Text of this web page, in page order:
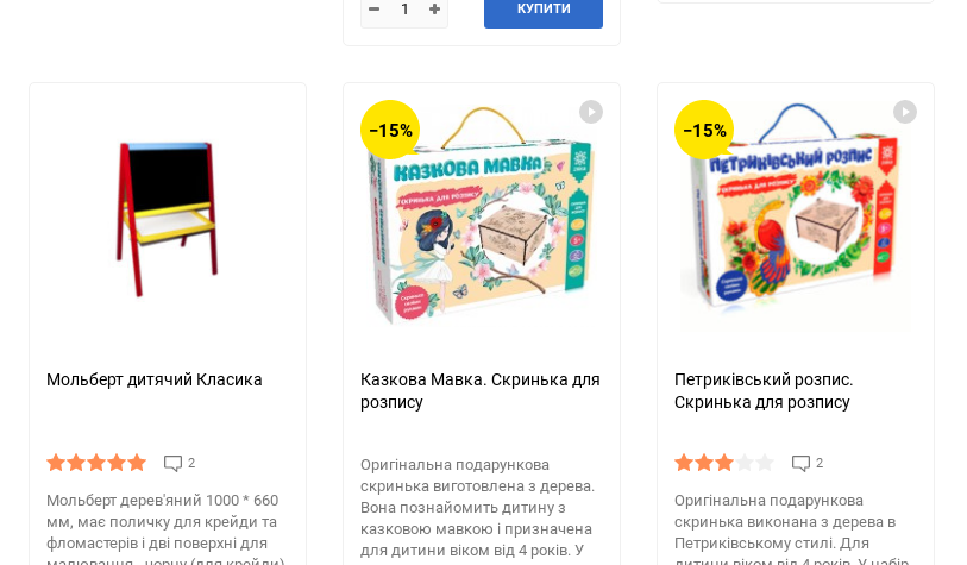
КУПИТИ
Мольберт дитячий Класика
2
Мольберт дерев'яний 1000 * 660
мм, має поличку для крейди та
фломастерів і дві поверхні для
−15%
Казкова Мавка. Скринька для
розпису
Оригінальна подарункова
скринька виготовлена з дерева.
Вона познайомить дитину з
казковою мавкою і призначена
для дитини віком від 4 років. У
−15%
Петриківський розпис.
Скринька для розпису
2
Оригінальна подарункова
скринька виконана з дерева в
Петриківському стилі. Для